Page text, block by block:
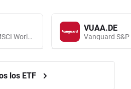
iShares Core MSCI World UCITS (Acc EUR)
VUAA.DE
los ETF